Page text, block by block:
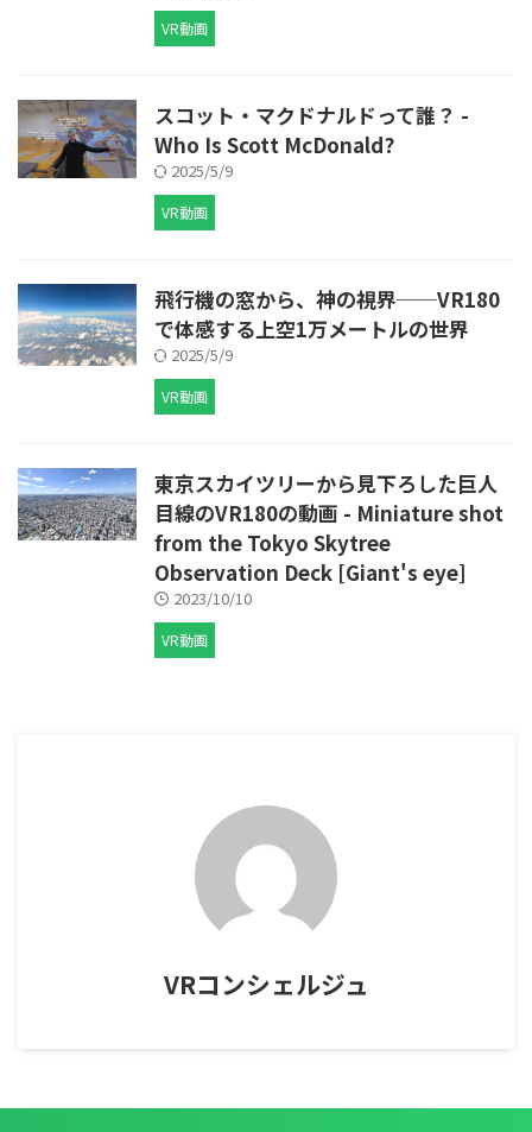
VR動画
スコット・マクドナルドって誰？ -
Who Is Scott McDonald?
2025/5/9
VR動画
飛行機の窓から、神の視界──VR180
で体感する上空1万メートルの世界
2025/5/9
VR動画
東京スカイツリーから見下ろした巨人
目線のVR180の動画 - Miniature shot
from the Tokyo Skytree
Observation Deck [Giant's eye]
2023/10/10
VR動画
VRコンシェルジュ